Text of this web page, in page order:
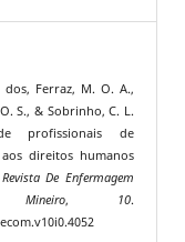
dos, Ferraz, M. O. A.,
S., & Sobrinho, C. L.
profissionais de
direitos humanos
Revista De Enfermagem
, 10.